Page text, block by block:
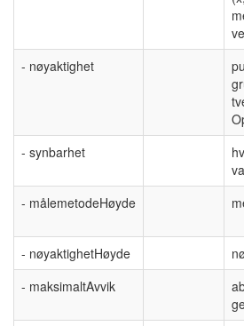
- nøyaktighet
- synbarhet
- målemetodeHøyde
- nøyaktighetHøyde
- maksimaltAvvik